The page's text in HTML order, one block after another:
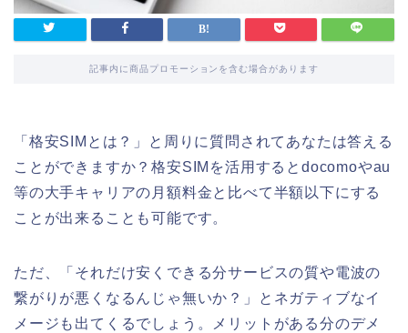
記事内に商品プロモーションを含む場合があります
「格安SIMとは？」と周りに質問されてあなたは答える
ことができますか？格安SIMを活用するとdocomoやau
等の大手キャリアの月額料金と比べて半額以下にする
ことが出来ることも可能です。
ただ、「それだけ安くできる分サービスの質や電波の
繋がりが悪くなるんじゃ無いか？」とネガティブなイ
メージも出てくるでしょう。メリットがある分のデメ